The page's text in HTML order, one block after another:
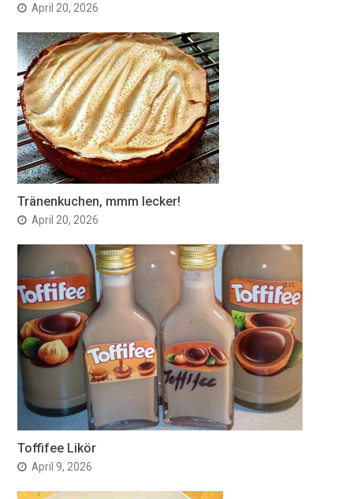
April 20, 2026
Tränenkuchen, mmm lecker!
April 20, 2026
Toffifee Likör
April 9, 2026